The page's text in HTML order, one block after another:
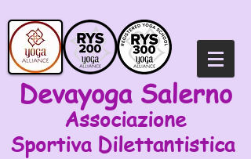
Devayoga Salerno
Associazione
Sportiva Dilettantistica